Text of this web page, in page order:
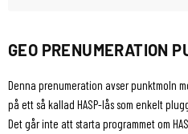
GEO PRENUMERATION
Denna prenumeration avser punktmoln
på ett så kallad HASP-lås som enkelt
Det går inte att starta programmet om